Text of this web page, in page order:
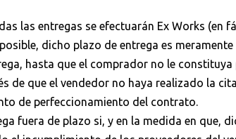
las entregas se efectuarán Ex Works (en
dicho plazo de entrega es
hasta que el comprador no le
de que el vendedor no haya realizado la
de perfeccionamiento del contrato.
fuera de plazo si, y en la medida en que,